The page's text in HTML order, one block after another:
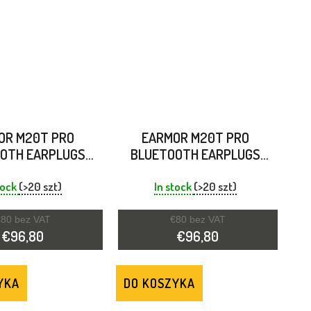
M20T PRO
EARPLUGS
BROWN
(>20 szt)
bez VAT
€96,80
EARMOR M20T PRO
BLUETOOTH EARPLUGS
FOLIAGE GREEN
In stock(>20 szt)
€80 bez VAT
€96,80
DO KOSZYKA